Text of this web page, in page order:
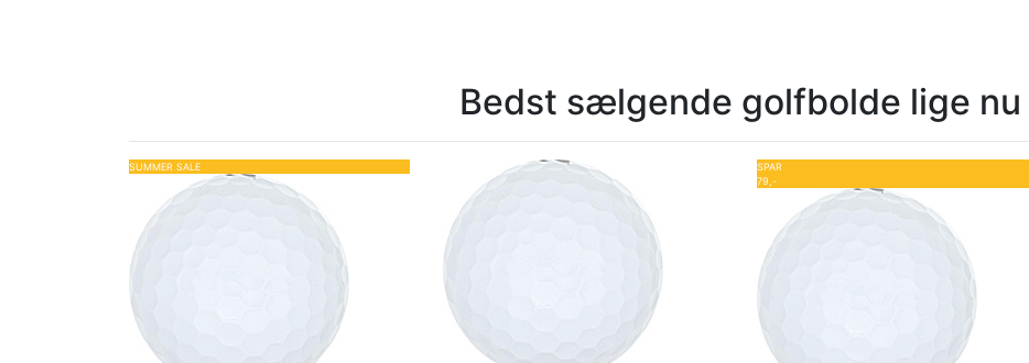
Bedst sælgende golfbolde lige nu
SUMMER SALE
SPAR
79,-